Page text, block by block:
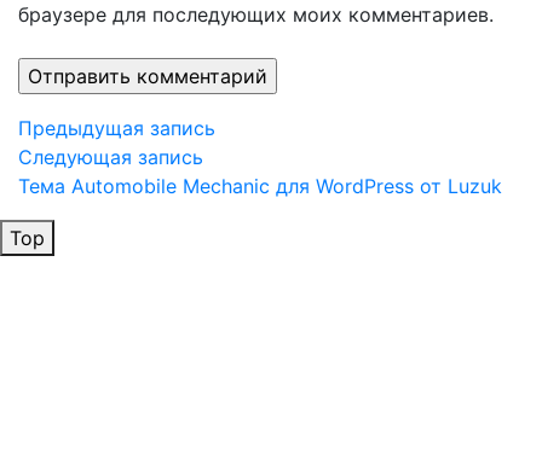
браузере для последующих моих комментариев.
Навигация
по
записям
Предыдущая
запись
Предыдущая запись
Следующая
запись
Следующая запись
Тема Automobile Mechanic для WordPress от Luzuk
Top